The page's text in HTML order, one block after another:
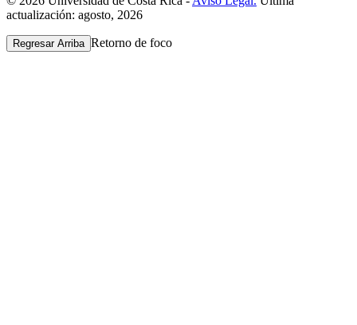
actualización: agosto, 2026
Regresar Arriba Retorno de foco